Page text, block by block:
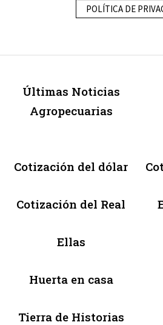
POLÍTICA DE
Últimas Noticias
Agropecuarias
Cotización del dólar
Cotización del Real
Ellas
Huerta en casa
Tierra de Historias